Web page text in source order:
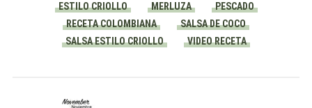
ESTILO CRIOLLO
MERLUZA
PESCADO
RECETA COLOMBIANA
SALSA DE COCO
SALSA ESTILO CRIOLLO
VIDEO RECETA